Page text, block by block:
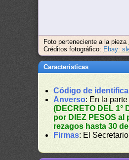
Foto perteneciente a la pieza
Créditos fotográfico: Ebay:
Características
Código de
Anverso: En la
(DECRETO DEL 1°
por DIEZ PESOS
rezagos hasta 30
Firmas: El